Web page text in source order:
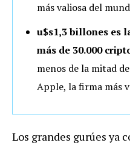
más valiosa del
u$s1,3 billones es
más de 30.000
menos de la mitad
Apple, la firma más
Los grandes gurúes ya